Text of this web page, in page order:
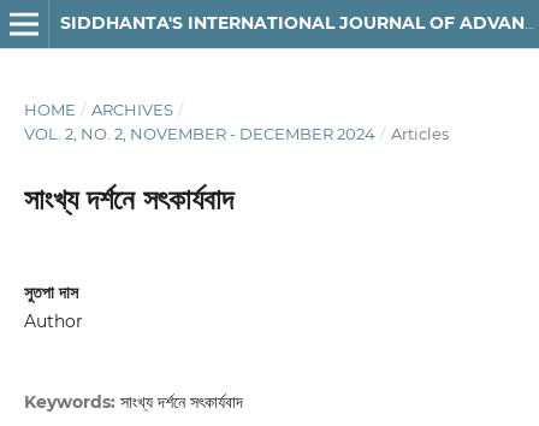
SIDDHANTA'S INTERNATIONAL JOURNAL OF ADVANCED RESEARCH IN ARTS & HUMANITIES
HOME / ARCHIVES /
VOL. 2, NO. 2, NOVEMBER - DECEMBER 2024 / Articles
সাংখ্য দর্শনে সৎকার্যবাদ
সুতপা দাস
Author
Keywords: সাংখ্য দর্শনে সৎকার্যবাদ